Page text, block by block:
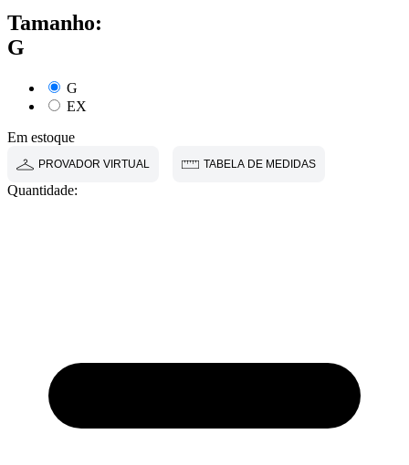
Tamanho:
G
G
EX
Em estoque
PROVADOR VIRTUAL TABELA DE MEDIDAS
Quantidade: